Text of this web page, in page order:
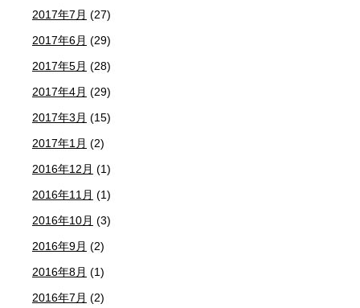
2017年7月 (27)
2017年6月 (29)
2017年5月 (28)
2017年4月 (29)
2017年3月 (15)
2017年1月 (2)
2016年12月 (1)
2016年11月 (1)
2016年10月 (3)
2016年9月 (2)
2016年8月 (1)
2016年7月 (2)